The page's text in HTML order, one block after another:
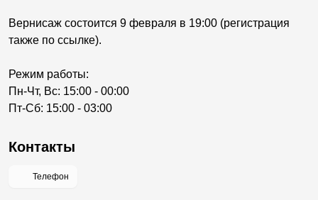
Вернисаж состоится 9 февраля в 19:00 (регистрация
также по ссылке).
Режим работы:
Пн-Чт, Вс: 15:00 - 00:00
Пт-Сб: 15:00 - 03:00
Контакты
Телефон